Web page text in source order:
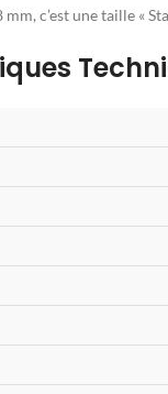
c’est une taille «